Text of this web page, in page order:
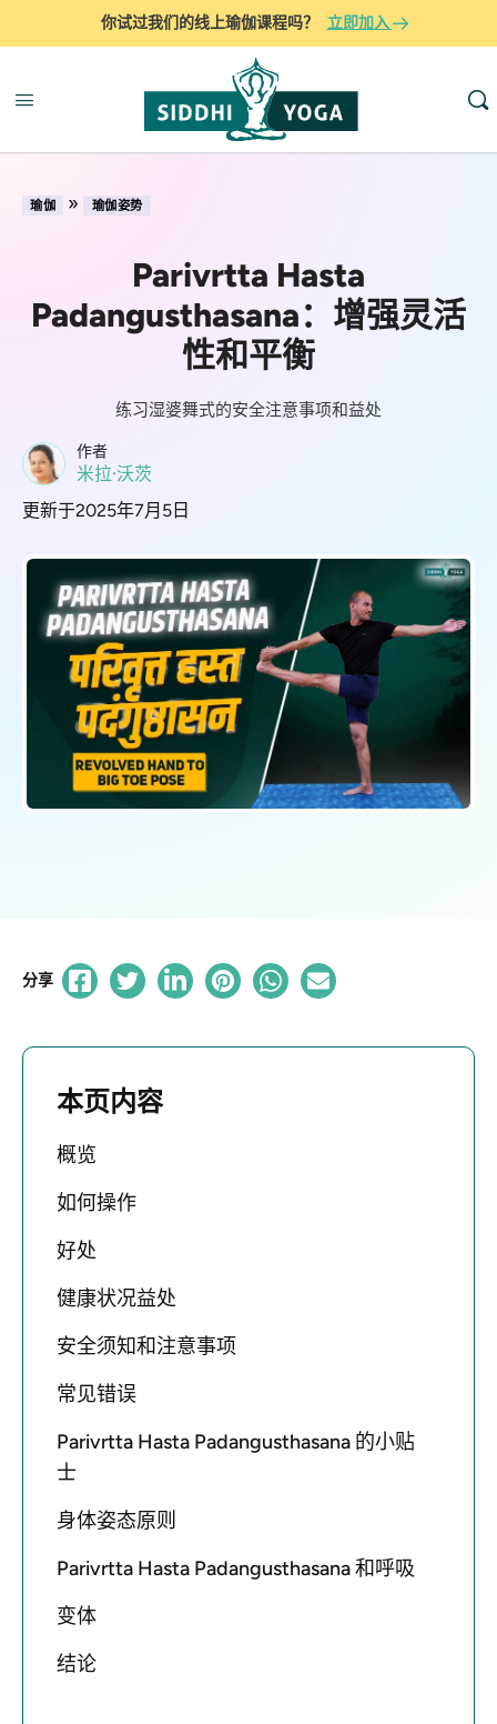
你试过我们的线上瑜伽课程吗？ 立即加入
瑜伽 » 瑜伽姿势
Parivrtta Hasta
Padangusthasana：增强灵活
性和平衡
练习湿婆舞式的安全注意事项和益处
作者
米拉·沃茨
更新于2025年7月5日
分享
本页内容
概览
如何操作
好处
健康状况益处
安全须知和注意事项
常见错误
Parivrtta Hasta Padangusthasana 的小贴
士
身体姿态原则
Parivrtta Hasta Padangusthasana 和呼吸
变体
结论